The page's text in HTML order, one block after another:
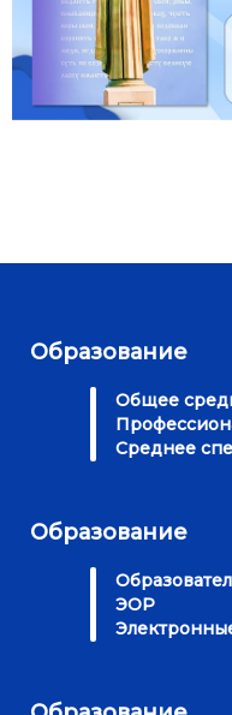
Образование
Общее
Среднее
Образование
ЭОР